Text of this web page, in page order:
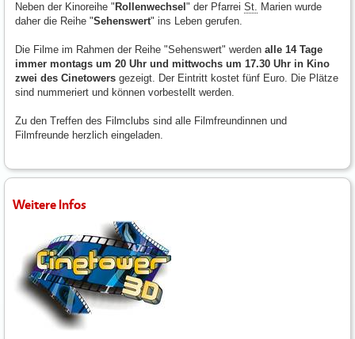
Neben der Kinoreihe " Rollenwechsel " der Pfarrei St. Marien wurde
daher die Reihe "Sehenswert" ins Leben gerufen.
Die Filme im Rahmen der Reihe "Sehenswert" werden alle 14 Tage
immer montags um 20 Uhr und mittwochs um 17.30 Uhr in Kino
zwei des Cinetowers gezeigt. Der Eintritt kostet fünf Euro. Die Plätze
sind nummeriert und können vorbestellt werden.
Zu den Treffen des Filmclubs sind alle Filmfreundinnen und
Filmfreunde herzlich eingeladen.
Weitere Infos